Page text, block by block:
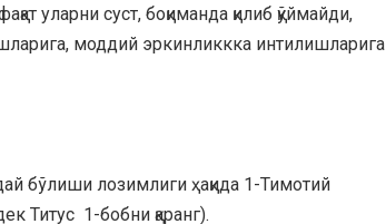
уларни суст, боқиманда қилиб қўймайди,
моддий эркинликкка интилишларига
бўлиши лозимлиги ҳақида 1-Тимотий
Титус 1-бобни қаранг).